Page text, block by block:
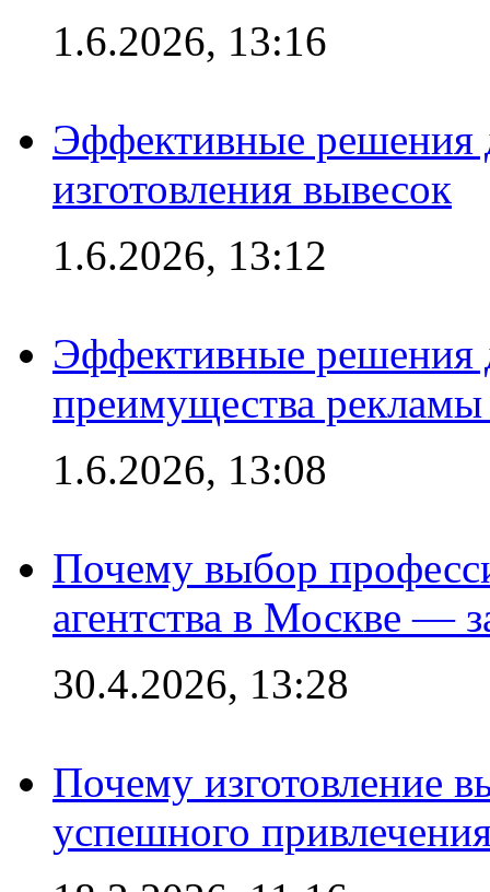
1.6.2026, 13:16
Эффективные решения
изготовления вывесок
1.6.2026, 13:12
Эффективные решения
преимущества рекламы
1.6.2026, 13:08
Почему выбор
агентства в Москве —
30.4.2026, 13:28
Почему изготовление
успешного